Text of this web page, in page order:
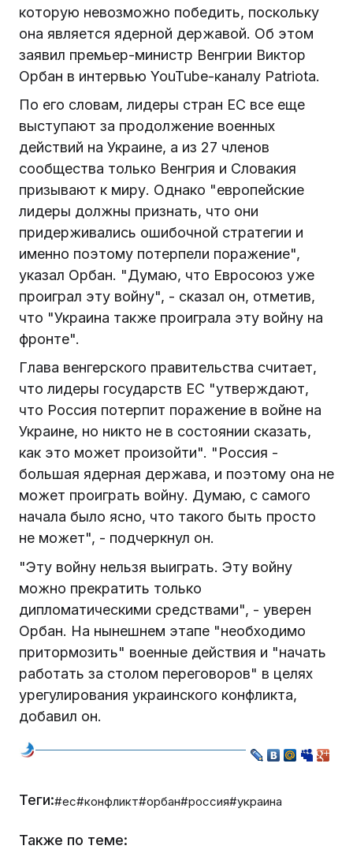
которую невозможно победить, поскольку
она является ядерной державой. Об этом
заявил премьер-министр Венгрии Виктор
Орбан в интервью YouTube-каналу Patriota.
По его словам, лидеры стран ЕС все еще
выступают за продолжение военных
действий на Украине, а из 27 членов
сообщества только Венгрия и Словакия
призывают к миру. Однако "европейские
лидеры должны признать, что они
придерживались ошибочной стратегии и
именно поэтому потерпели поражение",
указал Орбан. "Думаю, что Евросоюз уже
проиграл эту войну", - сказал он, отметив,
что "Украина также проиграла эту войну на
фронте".
Глава венгерского правительства считает,
что лидеры государств ЕС "утверждают,
что Россия потерпит поражение в войне на
Украине, но никто не в состоянии сказать,
как это может произойти". "Россия -
большая ядерная держава, и поэтому она не
может проиграть войну. Думаю, с самого
начала было ясно, что такого быть просто
не может", - подчеркнул он.
"Эту войну нельзя выиграть. Эту войну
можно прекратить только
дипломатическими средствами", - уверен
Орбан. На нынешнем этапе "необходимо
притормозить" военные действия и "начать
работать за столом переговоров" в целях
урегулирования украинского конфликта,
добавил он.
Теги:#ес#конфликт#орбан#россия#украина
Также по теме: